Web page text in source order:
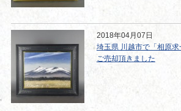
2018年04月07日
埼玉県 川越市で「相原
ご売却頂きました